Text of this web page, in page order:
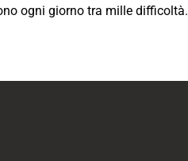
ogni giorno tra mille difficoltà.